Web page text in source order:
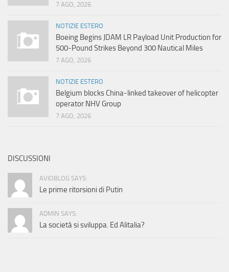
7 AGO, 2026
NOTIZIE ESTERO
Boeing Begins JDAM LR Payload Unit Production for
500-Pound Strikes Beyond 300 Nautical Miles
7 AGO, 2026
NOTIZIE ESTERO
Belgium blocks China-linked takeover of helicopter
operator NHV Group
7 AGO, 2026
DISCUSSIONI
AVIOBLOG SAYS:
Le prime ritorsioni di Putin
ADMIN SAYS:
La società si sviluppa. Ed Alitalia?